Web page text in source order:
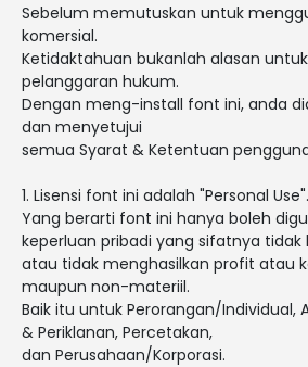
Sebelum memutuskan untuk
komersial.
Ketidaktahuan bukanlah alasan
pelanggaran hukum.
Dengan meng-install font ini, anda
dan menyetujui
semua Syarat & Ketentuan
1. Lisensi font ini adalah "Personal Use".
Yang berarti font ini hanya boleh
keperluan pribadi yang sifatnya tidak
atau tidak menghasilkan profit atau
maupun non-materiil.
Baik itu untuk Perorangan/Individual,
& Periklanan, Percetakan,
dan Perusahaan/Korporasi.